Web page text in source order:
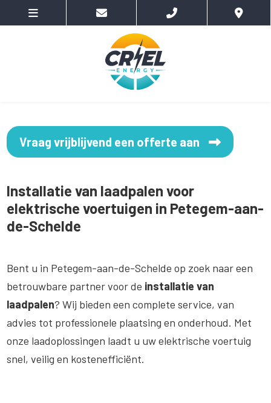
Vraag vrijblijvend een offerte aan
Installatie van laadpalen voor
elektrische voertuigen in Petegem-aan-
de-Schelde
Bent u in Petegem-aan-de-Schelde op zoek naar een
betrouwbare partner voor de installatie van
laadpalen? Wij bieden een complete service, van
advies tot professionele plaatsing en onderhoud. Met
onze laadoplossingen laadt u uw elektrische voertuig
snel, veilig en kostenefficiënt.